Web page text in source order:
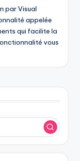
par Visual
appelée
qui facilite la
vous